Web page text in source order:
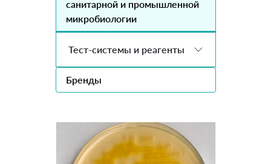
санитарной и промышленной
микробиологии
Тест-системы и реагенты
Бренды